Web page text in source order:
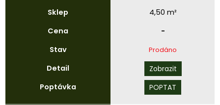
Sklep
Cena
Stav
Detail
Poptávka
4,50 m²
-
Prodáno
Zobrazit
POPTAT